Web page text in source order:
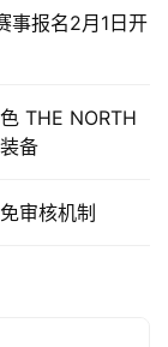
事报名2月1日开
THE NORTH
备
审核机制